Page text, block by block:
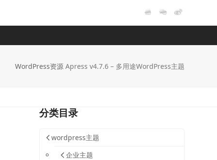
WordPress资源 Apress v4.7.6 – 多用途WordPress主题
分类目录
wordpress主题
企业主题